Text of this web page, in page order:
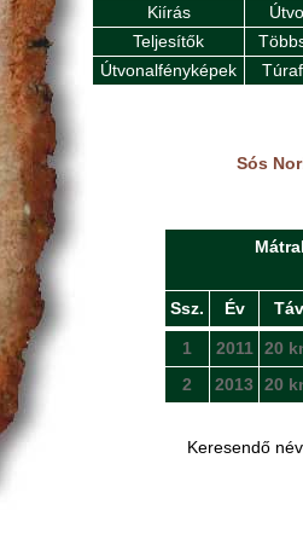
Kiírás
Teljesítők
Útvonalfényképek
Sós
Ssz. Év Táv
1 2011
20
2
2013 20
Keresendő